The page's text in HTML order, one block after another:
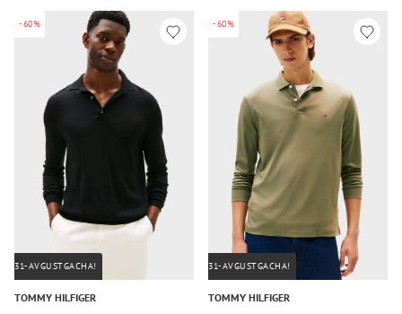
-60%
31-AVGUSTGACHA!
TOMMY HILFIGER
-60%
31-AVGUSTGACHA!
TOMMY HILFIGER